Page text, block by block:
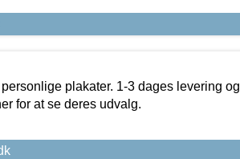
plakater. 1-3 dages levering og
for at se deres udvalg.